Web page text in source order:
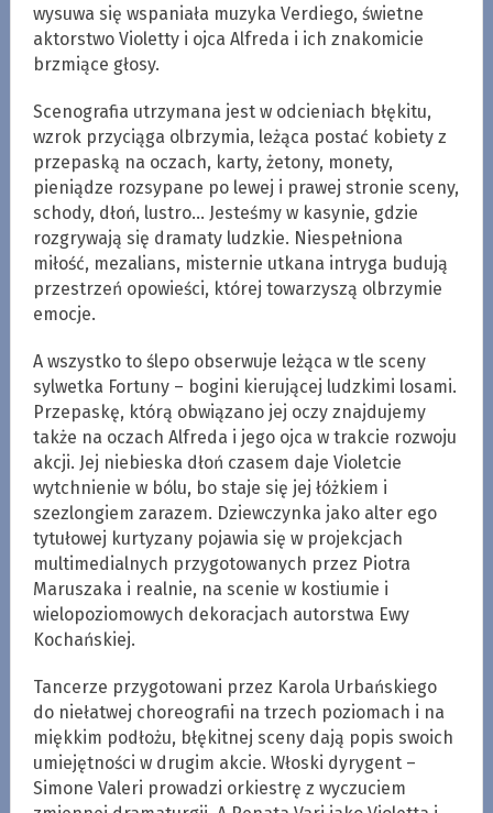
wysuwa się wspaniała muzyka Verdiego, świetne
aktorstwo Violetty i ojca Alfreda i ich znakomicie
brzmiące głosy.
Scenografia utrzymana jest w odcieniach błękitu,
wzrok przyciąga olbrzymia, leżąca postać kobiety z
przepaską na oczach, karty, żetony, monety,
pieniądze rozsypane po lewej i prawej stronie sceny,
schody, dłoń, lustro… Jesteśmy w kasynie, gdzie
rozgrywają się dramaty ludzkie. Niespełniona
miłość, mezalians, misternie utkana intryga budują
przestrzeń opowieści, której towarzyszą olbrzymie
emocje.
A wszystko to ślepo obserwuje leżąca w tle sceny
sylwetka Fortuny – bogini kierującej ludzkimi losami.
Przepaskę, którą obwiązano jej oczy znajdujemy
także na oczach Alfreda i jego ojca w trakcie rozwoju
akcji. Jej niebieska dłoń czasem daje Violetcie
wytchnienie w bólu, bo staje się jej łóżkiem i
szezlongiem zarazem. Dziewczynka jako alter ego
tytułowej kurtyzany pojawia się w projekcjach
multimedialnych przygotowanych przez Piotra
Maruszaka i realnie, na scenie w kostiumie i
wielopoziomowych dekoracjach autorstwa Ewy
Kochańskiej.
Tancerze przygotowani przez Karola Urbańskiego
do niełatwej choreografii na trzech poziomach i na
miękkim podłożu, błękitnej sceny dają popis swoich
umiejętności w drugim akcie. Włoski dyrygent –
Simone Valeri prowadzi orkiestrę z wyczuciem